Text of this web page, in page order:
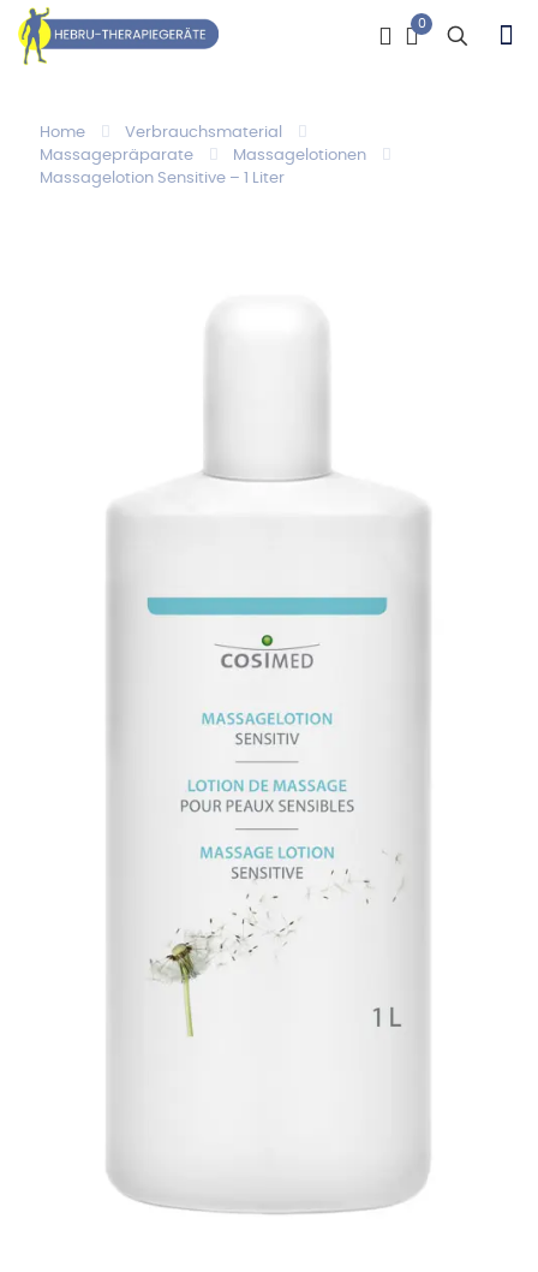
0
Home
Verbrauchsmaterial
Massagepräparate
Massagelotionen
Massagelotion Sensitive – 1 Liter